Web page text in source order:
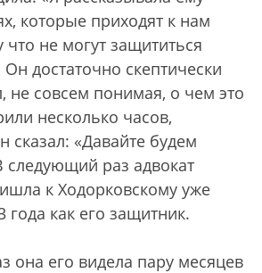
которые приходят к нам
что не могут защититься
Он достаточно скептически
не совсем понимая, о чем это
несколько часов,
сказал: «Давайте будем
следующий раз адвокат
к Ходорковскому уже
года как его защитник.
она его видела пару месяцев